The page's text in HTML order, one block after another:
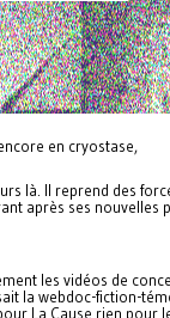
en cryostase,
là. Il reprend des
après ses nouvelles
les vidéos de
la webdoc-fiction-
La Cause rien pour